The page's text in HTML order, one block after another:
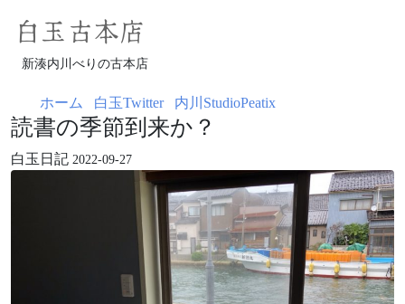
白玉古本店
新湊内川べりの古本店
ホーム 白玉Twitter 内川StudioPeatix
読書の季節到来か？
白玉日記 2022-09-27